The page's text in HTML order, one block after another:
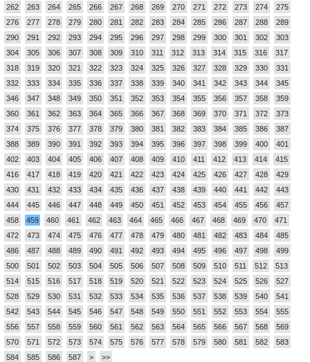
262
263 264 265 266 267 268 269 270 271 272 273 274
275
276
277 278 279 280 281 282 283 284 285 286 287 288
289
290
291 292 293 294 295 296 297 298 299 300 301 302
303
304
305 306 307 308 309 310 311 312 313 314 315 316
317
318
319 320 321 322 323 324 325 326 327 328 329 330
331
332
333 334 335 336 337 338 339 340 341 342 343 344
345
346
347 348 349 350 351 352 353 354 355 356 357 358
359
360
361 362 363 364 365 366 367 368 369 370 371 372
373
374
375 376 377 378 379 380 381 382 383 384 385 386
387
388
389 390 391 392 393 394 395 396 397 398 399 400
401
402
403 404 405 406 407 408 409 410 411 412 413 414
415
416
417 418 419 420 421 422 423 424 425 426 427 428
429
430
431 432 433 434 435 436 437 438 439 440 441 442
443
444
445 446 447 448 449 450 451 452 453 454 455 456
457
458
459 460 461 462 463 464 465 466 467 468 469 470
471
472
473 474 475 476 477 478 479 480 481 482 483 484
485
486
487 488 489 490 491 492 493 494 495 496 497 498
499
500
501 502 503 504 505 506 507 508 509 510 511 512
513
514
515 516 517 518 519 520 521 522 523 524 525 526
527
528
529 530 531 532 533 534 535 536 537 538 539 540
541
542
543 544 545 546 547 548 549 550 551 552 553 554
555
556
557 558 559 560 561 562 563 564 565 566 567 568
569
570
571 572 573 574 575 576 577 578 579 580 581 582
583
584
585 586 587 > >>